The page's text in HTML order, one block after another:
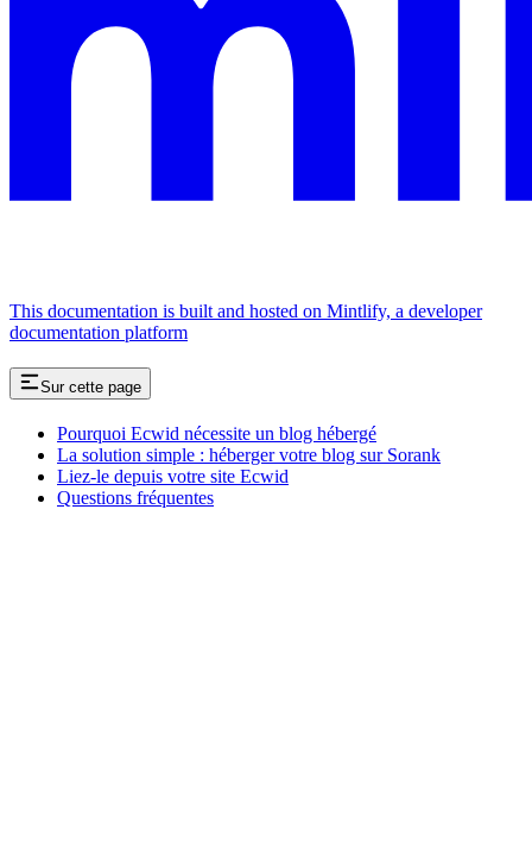
This documentation is built and hosted on Mintlify, a developer
documentation platform
Sur cette page
Pourquoi Ecwid nécessite un blog hébergé
La solution simple : héberger votre blog sur Sorank
Liez-le depuis votre site Ecwid
Questions fréquentes